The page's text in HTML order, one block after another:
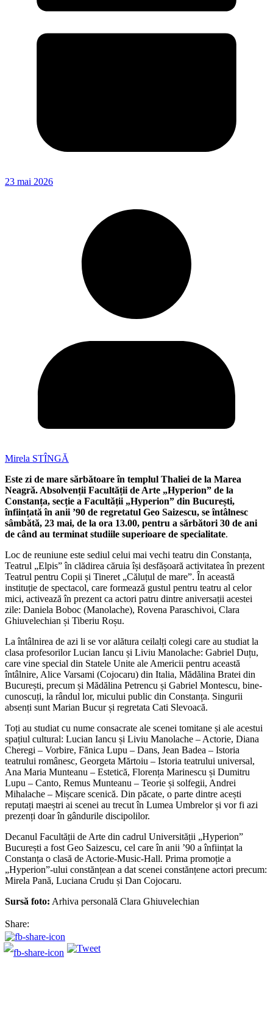
23 mai 2026
Mirela STÎNGĂ
Este zi de mare sărbătoare în templul Thaliei de la Marea
Neagră. Absolvenții Facultății de Arte „Hyperion” de la
Constanța, secție a Facultății „Hyperion” din București,
înființată în anii ’90 de regretatul Geo Saizescu, se întâlnesc
sâmbătă, 23 mai, de la ora 13.00, pentru a sărbători 30 de ani
de când au terminat studiile superioare de specialitate.
Loc de reuniune este sediul celui mai vechi teatru din Constanța,
Teatrul „Elpis” în clădirea căruia își desfășoară activitatea în prezent
Teatrul pentru Copii și Tineret „Căluțul de mare”. În această
instituție de spectacol, care formează gustul pentru teatru al celor
mici, activează în prezent ca actori patru dintre aniversații acestei
zile: Daniela Boboc (Manolache), Rovena Paraschivoi, Clara
Ghiuvelechian și Tiberiu Roșu.
La întâlnirea de azi li se vor alătura ceilalți colegi care au studiat la
clasa profesorilor Lucian Iancu și Liviu Manolache: Gabriel Duțu,
care vine special din Statele Unite ale Americii pentru această
întâlnire, Alice Varsami (Cojocaru) din Italia, Mădălina Bratei din
București, precum și Mădălina Petrencu și Gabriel Montescu, bine-
cunoscuți, la rândul lor, micului public din Constanța. Singurii
absenți sunt Marian Bucur și regretata Cati Slevoacă.
Toți au studiat cu nume consacrate ale scenei tomitane și ale acestui
spațiul cultural: Lucian Iancu și Liviu Manolache – Actorie, Diana
Cheregi – Vorbire, Fănica Lupu – Dans, Jean Badea – Istoria
teatrului românesc, Georgeta Mărtoiu – Istoria teatrului universal,
Ana Maria Munteanu – Estetică, Florența Marinescu și Dumitru
Lupu – Canto, Remus Munteanu – Teorie și solfegii, Andrei
Mihalache – Mișcare scenică. Din păcate, o parte dintre acești
reputați maeștri ai scenei au trecut în Lumea Umbrelor și vor fi azi
prezenți doar în gândurile discipolilor.
Decanul Facultății de Arte din cadrul Universității „Hyperion”
București a fost Geo Saizescu, cel care în anii ’90 a înființat la
Constanța o clasă de Actorie-Music-Hall. Prima promoție a
„Hyperion”-ului constănțean a dat scenei constănțene actori precum:
Mirela Pană, Luciana Crudu și Dan Cojocaru.
Sursă foto: Arhiva personală Clara Ghiuvelechian
Share: